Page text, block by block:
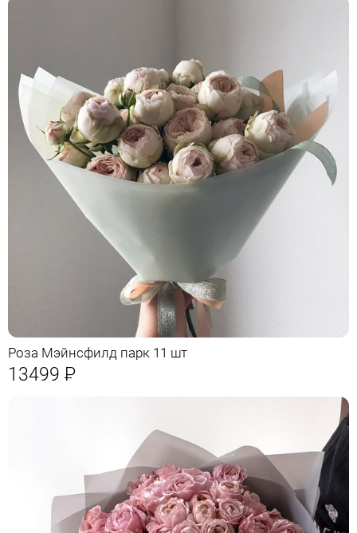
Роза Мэйнсфилд парк 11 шт
13499 Р